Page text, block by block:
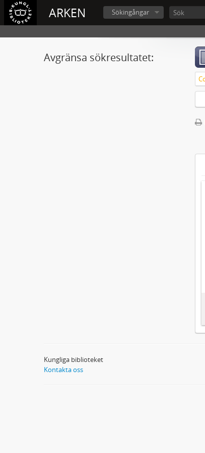
ARKEN Sökingångar
Avgränsa sökresultatet:
Kungliga biblioteket
Kontakta oss